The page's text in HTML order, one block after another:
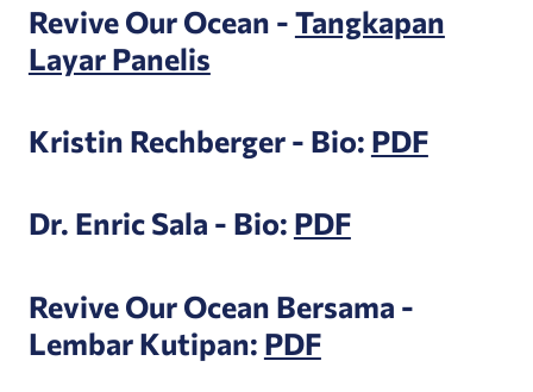
Revive Our Ocean -Tangkapan
Layar Panelis
Kristin Rechberger - Bio: PDF
Dr. Enric Sala - Bio: PDF
Revive Our Ocean Bersama -
Lembar Kutipan: PDF